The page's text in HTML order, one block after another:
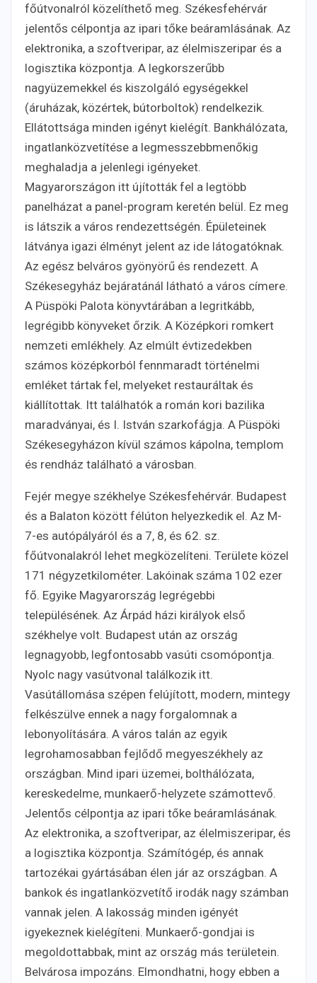
főútvonalról közelíthető meg. Székesfehérvár
jelentős célpontja az ipari tőke beáramlásának. Az
elektronika, a szoftveripar, az élelmiszeripar és a
logisztika központja. A legkorszerűbb
nagyüzemekkel és kiszolgáló egységekkel
(áruházak, közértek, bútorboltok) rendelkezik.
Ellátottsága minden igényt kielégít. Bankhálózata,
ingatlanközvetítése a legmesszebbmenőkig
meghaladja a jelenlegi igényeket.
Magyarországon itt újították fel a legtöbb
panelházat a panel-program keretén belül. Ez meg
is látszik a város rendezettségén. Épületeinek
látványa igazi élményt jelent az ide látogatóknak.
Az egész belváros gyönyörű és rendezett. A
Székesegyház bejáratánál látható a város címere.
A Püspöki Palota könyvtárában a legritkább,
legrégibb könyveket őrzik. A Középkori romkert
nemzeti emlékhely. Az elmúlt évtizedekben
számos középkorból fennmaradt történelmi
emléket tártak fel, melyeket restauráltak és
kiállítottak. Itt találhatók a román kori bazilika
maradványai, és I. István szarkofágja. A Püspöki
Székesegyházon kívül számos kápolna, templom
és rendház található a városban.
Fejér megye székhelye Székesfehérvár. Budapest
és a Balaton között félúton helyezkedik el. Az M-
7-es autópályáról és a 7, 8, és 62. sz.
főútvonalakról lehet megközelíteni. Területe közel
171 négyzetkilométer. Lakóinak száma 102 ezer
fő. Egyike Magyarország legrégebbi
településének. Az Árpád házi királyok első
székhelye volt. Budapest után az ország
legnagyobb, legfontosabb vasúti csomópontja.
Nyolc nagy vasútvonal találkozik itt.
Vasútállomása szépen felújított, modern, mintegy
felkészülve ennek a nagy forgalomnak a
lebonyolítására. A város talán az egyik
legrohamosabban fejlődő megyeszékhely az
országban. Mind ipari üzemei, bolthálózata,
kereskedelme, munkaerő-helyzete számottevő.
Jelentős célpontja az ipari tőke beáramlásának.
Az elektronika, a szoftveripar, az élelmiszeripar, és
a logisztika központja. Számítógép, és annak
tartozékai gyártásában élen jár az országban. A
bankok és ingatlanközvetítő irodák nagy számban
vannak jelen. A lakosság minden igényét
igyekeznek kielégíteni. Munkaerő-gondjai is
megoldottabbak, mint az ország más területein.
Belvárosa impozáns. Elmondhatni, hogy ebben a